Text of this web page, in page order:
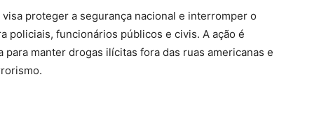
proteger a segurança nacional e interromper o
policiais, funcionários públicos e civis. A ação é
manter drogas ilícitas fora das ruas americanas e